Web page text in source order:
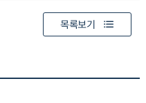
목록보기